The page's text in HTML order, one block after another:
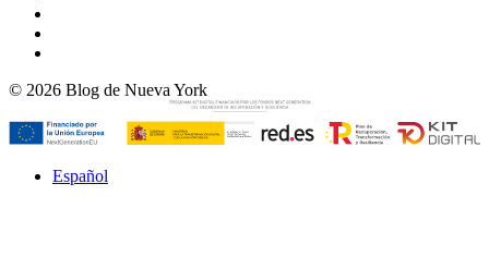
© 2026 Blog de Nueva York
Español